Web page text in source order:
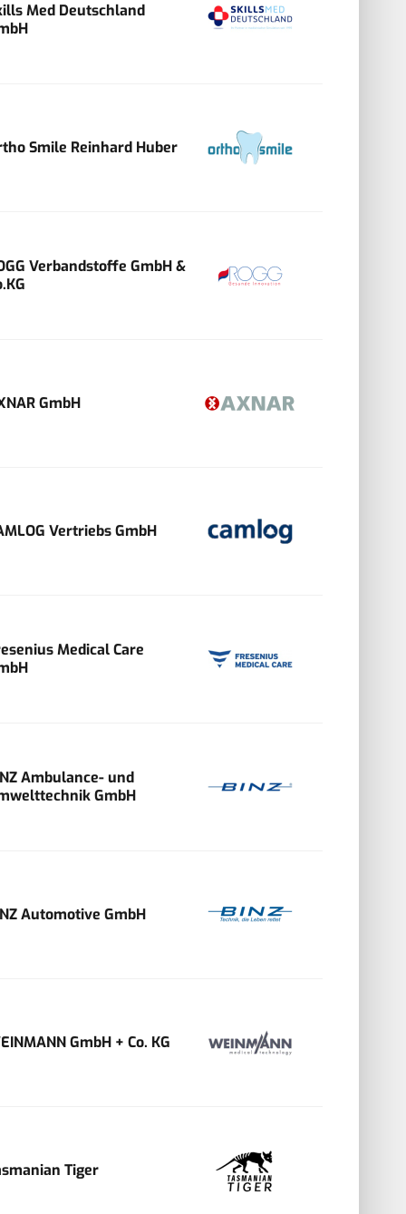
Med Deutschland
Smile Reinhard Huber
Verbandstoffe GmbH &
GmbH
Vertriebs GmbH
Medical Care
Ambulance- und
GmbH
Automotive GmbH
GmbH + Co. KG
Tiger